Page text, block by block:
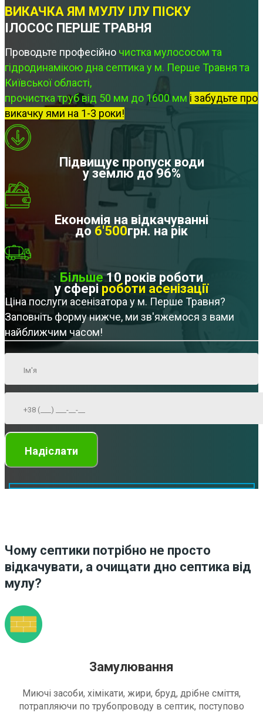
ВИКАЧКА ЯМ МУЛУ ІЛУ ПІСКУ
ІЛОСОС ПЕРШЕ ТРАВНЯ
Проводьте професійно чистка мулососом та
гідродинамікою дна септика у м. Перше Травня та
Київської області,
прочистка труб від 50 мм до 1600 мм і забудьте про
викачку ями на 1-3 роки!
Підвищує пропуск води
у землю до 96%
Економія на відкачуванні
до 6'500грн. на рік
Більше10 років роботи
у сфері роботи асенізації
Ціна послуги асенізатора у м. Перше Травня?
Заповніть форму нижче, ми зв'яжемося з вами
найближчим часом!
Чому септики потрібно не просто
відкачувати, а очищати дно септика від
мулу?
Замулювання
Миючі засоби, хімікати, жири, бруд, дрібне сміття,
потрапляючи по трубопроводу в септик, поступово